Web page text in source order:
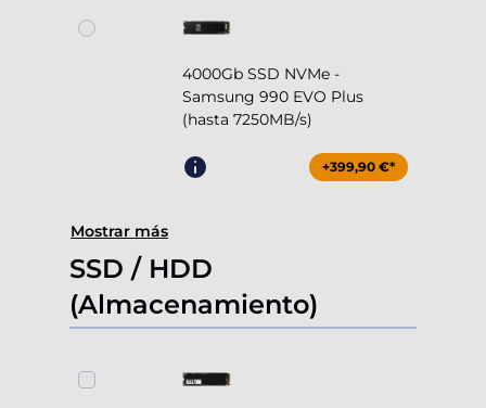
4000Gb SSD NVMe -
Samsung 990 EVO Plus
(hasta 7250MB/s)
+399,90 €*
Mostrar más
SSD / HDD
(Almacenamiento)